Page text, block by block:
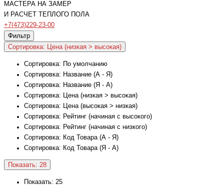
МАСТЕРА НА ЗАМЕР
И РАСЧЕТ ТЕПЛОГО ПОЛА
+7(473)229-23-00
Фильтр
Сортировка: Цена (низкая > высокая)
Сортировка: По умолчанию
Сортировка: Название (А - Я)
Сортировка: Название (Я - А)
Сортировка: Цена (низкая > высокая)
Сортировка: Цена (высокая > низкая)
Сортировка: Рейтинг (начиная с высокого)
Сортировка: Рейтинг (начиная с низкого)
Сортировка: Код Товара (А - Я)
Сортировка: Код Товара (Я - А)
Показать: 28
Показать: 25